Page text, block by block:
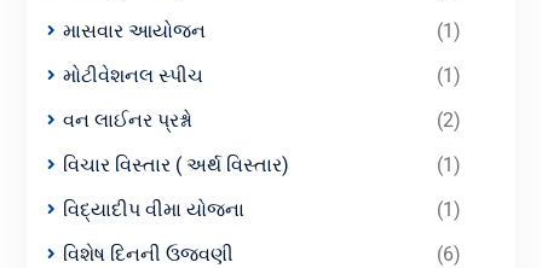
માસવાર આયોજન
(1)
મોટીવેશનલ સ્પીચ
(1)
વન લાઈનર પ્રશ્નો
(2)
વિચાર વિસ્તાર ( અર્થ વિસ્તાર)
(1)
વિદ્યાદીપ વીમા યોજના
(1)
વિશેષ દિનની ઉજવણી
(6)